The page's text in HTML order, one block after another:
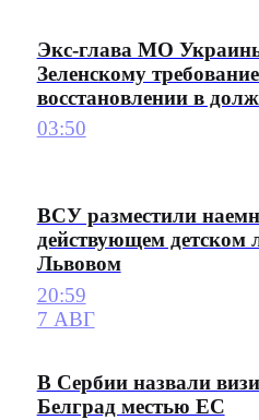
Экс-глава МО
Зеленскому
восстановлении в
03:50
ВСУ разместили
действующем детском
Львовом
20:59
7 АВГ
В Сербии назвали
Белград местью ЕС